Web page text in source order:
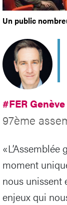
Un public
#FER Genève
97ème
«L’Assemblée
moment
nous unissent
enjeux qui